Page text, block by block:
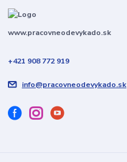
www.pracovneodevykado.sk
+421 908 772 919
info@pracovneodevykado.sk